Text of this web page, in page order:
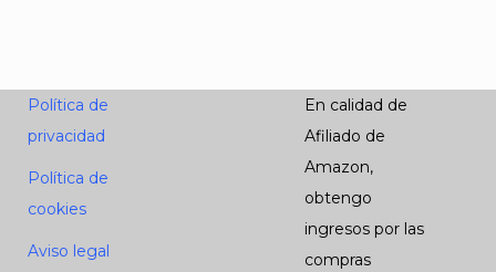
Política de
privacidad
Política de
cookies
Aviso legal
En calidad de
Afiliado de
Amazon,
obtengo
ingresos por las
compras